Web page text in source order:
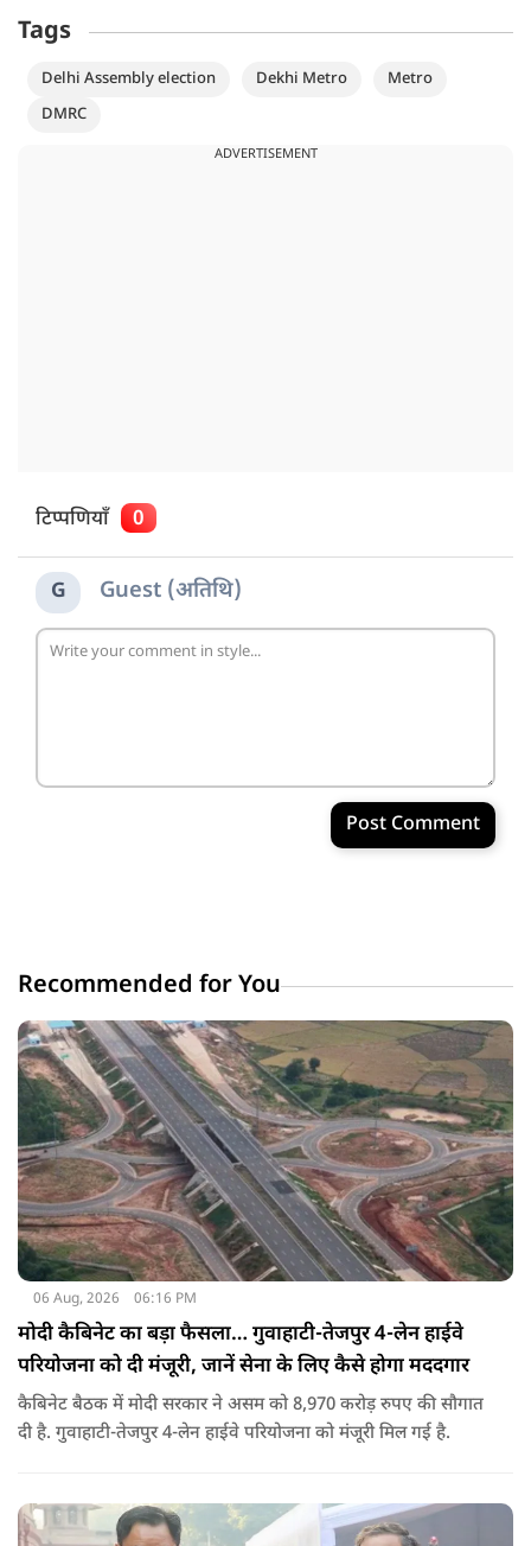
Tags
Delhi Assembly election Dekhi Metro
Metro
DMRC
ADVERTISEMENT
टिप्पणियाँ 0
G Guest (अतिथि)
Post Comment
Recommended for You
06 Aug, 2026 06:16 PM
मोदी कैबिनेट का बड़ा फैसला… गुवाहाटी-तेजपुर 4-लेन हाईवे
परियोजना को दी मंजूरी, जानें सेना के लिए कैसे होगा मददगार
कैबिनेट बैठक में मोदी सरकार ने असम को 8,970 करोड़ रुपए की सौगात
दी है. गुवाहाटी-तेजपुर 4-लेन हाईवे परियोजना को मंजूरी मिल गई है.